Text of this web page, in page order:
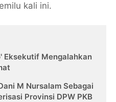
kali ini.
Eksekutif Mengalahkan
M Nursalam Sebagai
Provinsi DPW PKB